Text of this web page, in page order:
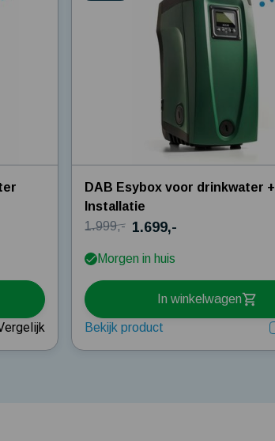
DAB Esybox voor drinkwater +
Installatie
1.999,- 1.699,-
Morgen in huis
In winkelwagen
Bekijk product